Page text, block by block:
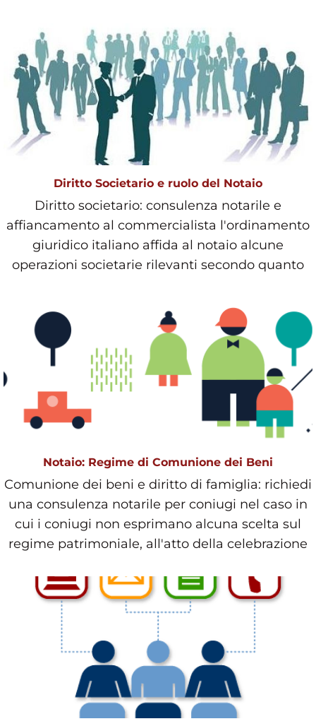
Diritto Societario e ruolo del Notaio
Diritto societario: consulenza notarile e
affiancamento al commercialista l'ordinamento
giuridico italiano affida al notaio alcune
operazioni societarie rilevanti secondo quanto
Notaio: Regime di Comunione dei Beni
Comunione dei beni e diritto di famiglia: richiedi
una consulenza notarile per coniugi nel caso in
cui i coniugi non esprimano alcuna scelta sul
regime patrimoniale, all'atto della celebrazione